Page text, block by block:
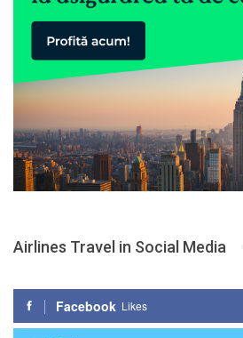
Airlines Travel in Social Media
Facebook Likes